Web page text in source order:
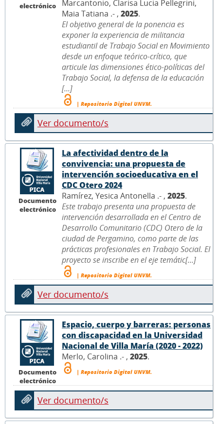
electrónico
Marcantonio, Clarisa Lucia Pellegrini,
Maia Tatiana .- , 2025.
El objetivo general de la ponencia es
exponer la experiencia de militancia
estudiantil de Trabajo Social en Movimiento
desde un enfoque teórico-crítico, que
articule las dimensiones ético-políticas del
Trabajo Social, la defensa de la educación
[...]
| Repositorio Digital UNVM.
Ver documento/s
Documento
electrónico
La afectividad dentro de la
convivencia: una propuesta de
intervención socioeducativa en el
CDC Otero 2024
Ramírez, Yesica Antonella .- , 2025.
Este trabajo presenta una propuesta de
intervención desarrollada en el Centro de
Desarrollo Comunitario (CDC) Otero de la
ciudad de Pergamino, como parte de las
prácticas profesionales en Trabajo Social. El
proyecto se inscribe en el eje temátic[...]
| Repositorio Digital UNVM.
Ver documento/s
Documento
electrónico
Espacio, cuerpo y barreras: personas
con discapacidad en la Universidad
Nacional de Villa María (2020 - 2022)
Merlo, Carolina .- , 2025.
| Repositorio Digital UNVM.
Ver documento/s